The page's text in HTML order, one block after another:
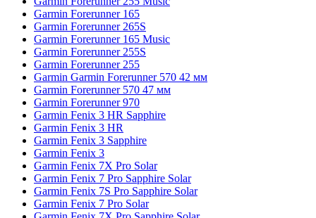
Garmin Forerunner 165
Garmin Forerunner 265S
Garmin Forerunner 165 Music
Garmin Forerunner 255S
Garmin Forerunner 255
Garmin Garmin Forerunner 570 42 мм
Garmin Forerunner 570 47 мм
Garmin Forerunner 970
Garmin Fenix 3 HR Sapphire
Garmin Fenix 3 HR
Garmin Fenix 3 Sapphire
Garmin Fenix 3
Garmin Fenix 7X Pro Solar
Garmin Fenix 7 Pro Sapphire Solar
Garmin Fenix 7S Pro Sapphire Solar
Garmin Fenix 7 Pro Solar